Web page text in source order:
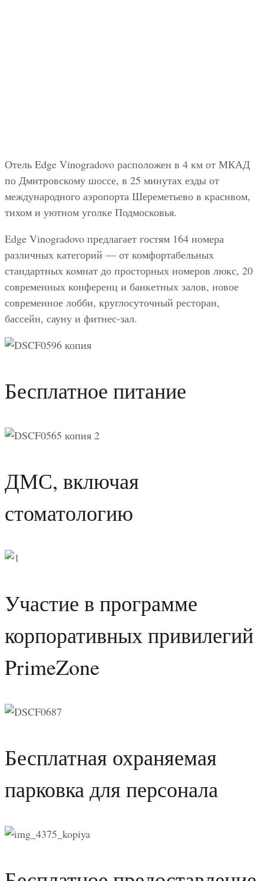
Отель Edge Vinogradovo расположен в 4 км от МКАД
по Дмитровскому шоссе, в 25 минутах езды от
международного аэропорта Шереметьево в красивом,
тихом и уютном уголке Подмосковья.
Edge Vinogradovo предлагает гостям 164 номера
различных категорий — от комфортабельных
стандартных комнат до просторных номеров люкс, 20
современных конференц и банкетных залов, новое
современное лобби, круглосуточный ресторан,
бассейн, сауну и фитнес-зал.
Бесплатное питание
ДМС, включая
стоматологию
Участие в программе
корпоративных привилегий
PrimeZone
Бесплатная охраняемая
парковка для персонала